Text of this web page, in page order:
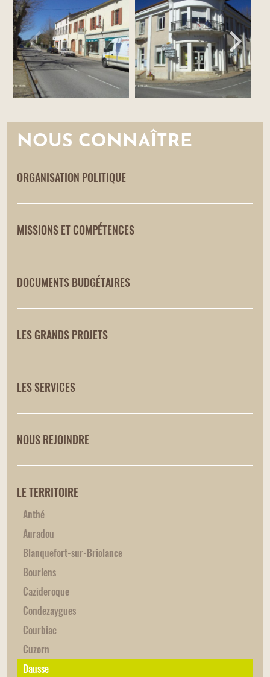
NOUS CONNAÎTRE
ORGANISATION POLITIQUE
MISSIONS ET COMPÉTENCES
DOCUMENTS BUDGÉTAIRES
LES GRANDS PROJETS
LES SERVICES
NOUS REJOINDRE
LE TERRITOIRE
Anthé
Auradou
Blanquefort-sur-Briolance
Bourlens
Cazideroque
Condezaygues
Courbiac
Cuzorn
Dausse